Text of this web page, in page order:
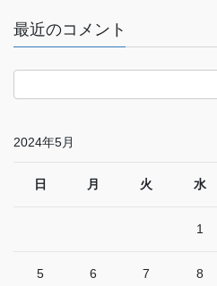
最近のコメント
2024年5月
日 月 火 水
1
5 6 7 8